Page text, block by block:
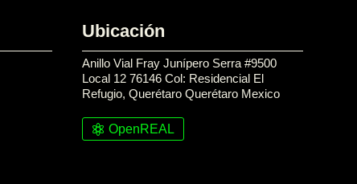
Ubicación
Anillo Vial Fray Junípero Serra #9500
Local 12 76146 Col: Residencial El
Refugio, Querétaro Querétaro Mexico
OpenREAL